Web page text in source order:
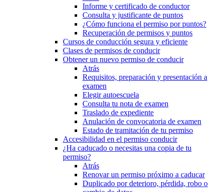
Informe y certificado de conductor
Consulta y justificante de puntos
¿Cómo funciona el permiso por puntos?
Recuperación de permisos y puntos
Cursos de conducción segura y eficiente
Clases de permisos de conducir
Obtener un nuevo permiso de conducir
Atrás
Requisitos, preparación y presentación a
examen
Elegir autoescuela
Consulta tu nota de examen
Traslado de expediente
Anulación de convocatoria de examen
Estado de tramitación de tu permiso
Accesibilidad en el permiso conducir
¿Ha caducado o necesitas una copia de tu
permiso?
Atrás
Renovar un permiso próximo a caducar
Duplicado por deterioro, pérdida, robo o